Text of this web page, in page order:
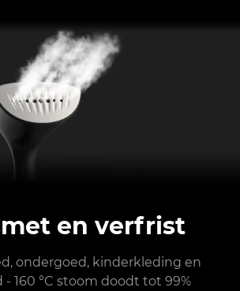
en verfrist
ondergoed, kinderkleding en
- 160 °C stoom doodt tot 99%